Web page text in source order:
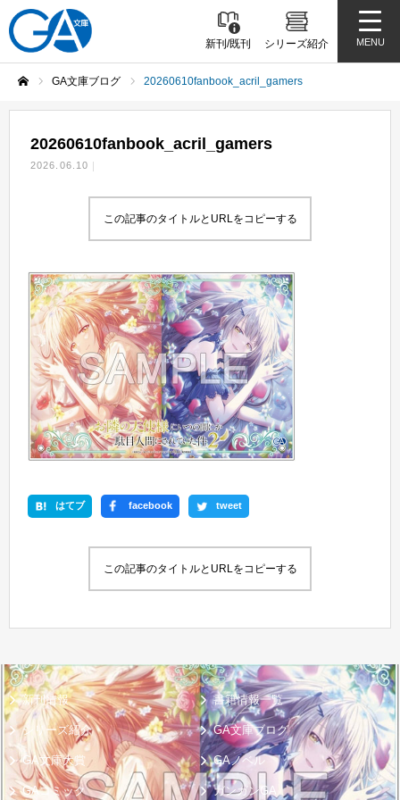
新刊/既刊 シリーズ紹介 MENU
GA文庫ブログ 20260610fanbook_acril_gamers
20260610fanbook_acril_gamers
2026.06.10
この記事のタイトルとURLをコピーする
はてブ facebook tweet
この記事のタイトルとURLをコピーする
新刊情報 書籍情報一覧
シリーズ紹介 GA文庫ブログ
GA文庫大賞 GAノベル
GAコミック ガンガンGA